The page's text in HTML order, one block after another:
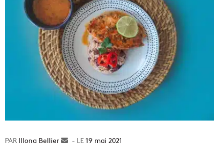
Illona Bellier
Envoyer19 mai 2021